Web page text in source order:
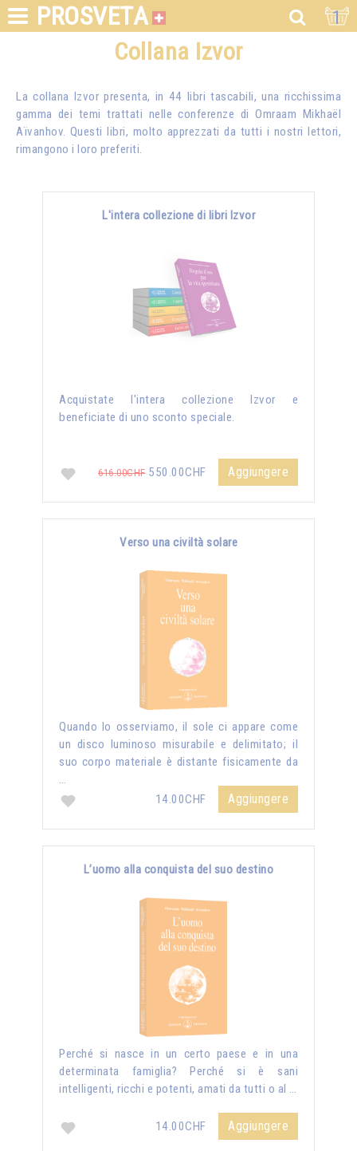
PROSVETA 1
Collana Izvor
La collana Izvor presenta, in 44 libri tascabili, una ricchissima
gamma dei temi trattati nelle conferenze diOmraam Mikhaël
Aïvanhov. Questi libri, molto apprezzati da tutti i nostri lettori,
rimangono i loro preferiti.
L'intera collezione di libri Izvor
Acquistate l'intera collezione Izvor e
beneficiate di uno sconto speciale.
616.00CHF550.00CHF Aggiungere
Verso una civiltà solare
Quando lo osserviamo, il sole ci appare come
un disco luminoso misurabile e delimitato; il
suo corpo materiale è distante fisicamente da
…
14.00CHF
Aggiungere
L’uomo alla conquista del suo destino
Perché si nasce in un certo paese e in una
determinata famiglia? Perché si è sani
intelligenti, ricchi e potenti, amati da tutti o al …
14.00CHF Aggiungere